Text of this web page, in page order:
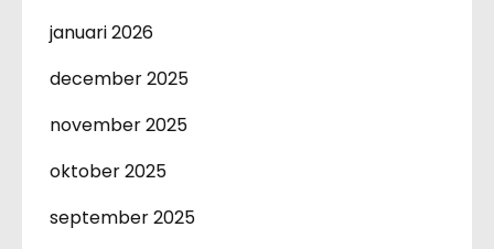
januari 2026
december 2025
november 2025
oktober 2025
september 2025